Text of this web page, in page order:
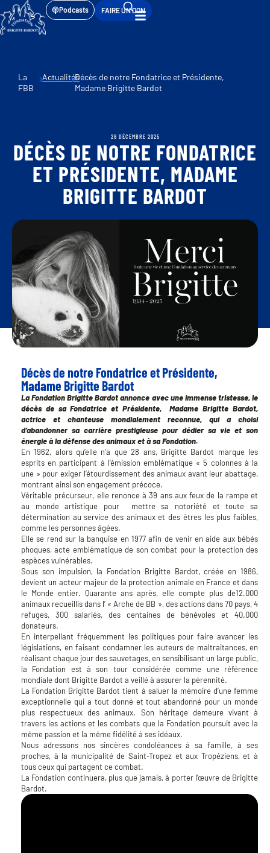
Podcasts FAIRE UN DON
La
FBB
ActualitésDécès de notre Fondatrice et Présidente,
Madame Brigitte Bardot
28 DÉCEMBRE 2025
DÉCÈS DE NOTRE FONDATRICE
ET PRÉSIDENTE, MADAME
BRIGITTE BARDOT
Décès de notre Fondatrice et Présidente,
Madame Brigitte Bardot
La Fondation Brigitte Bardot annonce avec une immense tristesse, le
décès de sa Fondatrice et Présidente, Madame Brigitte Bardot,
actrice et chanteuse mondialement reconnue, qui a choisi
d’abandonner sa carrière prestigieuse pour dédier sa vie et son
énergie à la défense des animaux et à sa Fondation.
En 1962, alors qu’elle n’a que 28 ans, Brigitte Bardot marque les
esprits en participant à l’émission emblématique « 5 colonnes à la
une » pour exiger l’étourdissement des animaux avant leur abattage,
montrant ainsi son engagement précoce.
Véritable précurseur, elle renonce à 39 ans aux feux de la rampe et
au monde artistique pour mettre sa notoriété et toute sa
détermination au service des animaux et des êtres les plus faibles,
comme les personnes âgées.
Elle se rend sur la banquise en 1977 afin de venir en aide aux bébés
phoques, acte emblématique de son combat pour la protection des
espèces vulnérables.
Sous son impulsion, la Fondation Brigitte Bardot, créée en 1986,
devient un acteur majeur de la protection animale en France et dans
le Monde entier. Quarante ans après, elle compte plus de12.000
animaux recueillis dans l’ « Arche de BB », des actions dans 70 pays, 4
refuges, 300 salariés, des centaines de bénévoles et 40.000
donateurs.
En interpellant fréquemment les politiques pour faire avancer les
législations, en faisant condamner les auteurs de maltraitances, en
réalisant chaque jour des sauvetages, en sensibilisant un large public,
la Fondation est à son tour considérée comme une référence
mondiale dont Brigitte Bardot a veillé à assurer la pérennité.
La Fondation Brigitte Bardot tient à saluer la mémoire d’une femme
exceptionnelle qui a tout donné et tout abandonné pour un monde
plus respectueux des animaux. Son héritage demeure vivant à
travers les actions et les combats que la Fondation poursuit avec la
même passion et la même fidélité à ses idéaux.
Nous adressons nos sincères condoléances à sa famille, à ses
proches, à la municipalité de Saint-Tropez et aux Tropéziens, et à
tous ceux qui partagent ce combat.
La Fondation continuera, plus que jamais, à porter l’œuvre de Brigitte
Bardot.